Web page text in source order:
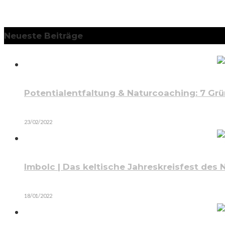
Neueste Beiträge
Potentialentfaltung & Naturcoaching: 7
23/02/2022
Imbolc | Das keltische Jahreskreisfest des
18/01/2022